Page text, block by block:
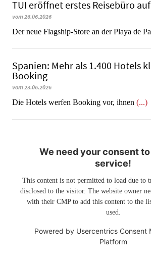
TUI eröffnet erstes Reisebüro
vom 26.06.2026
Der neue Flagship-Store an der Playa de
Spanien: Mehr als 1.400 Hotels
Booking
vom 23.06.2026
​​​​​​​Die Hotels werfen Booking vor, ihnen (...)
We need your consent
service!
This content is not permitted to load due to
disclosed to the visitor. The website owner
with their CMP to add this content to the
used.
Powered by Usercentrics Consent
Platform